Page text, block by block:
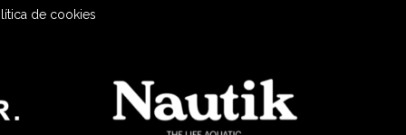
de cookies